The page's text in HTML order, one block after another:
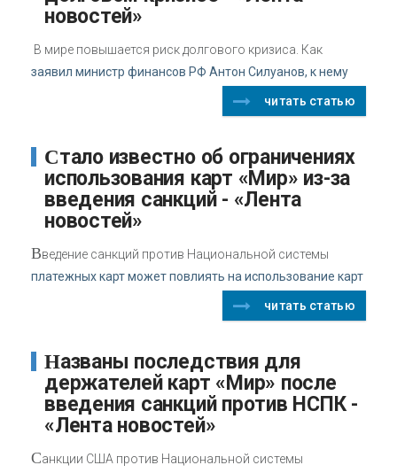
новостей»
В мире повышается риск долгового кризиса. Как
заявил министр финансов РФ Антон Силуанов, к нему
читать статью
Стало известно об ограничениях
использования карт «Мир» из-за
введения санкций - «Лента
новостей»
Введение санкций против Национальной системы
платежных карт может повлиять на использование карт
читать статью
Названы последствия для
держателей карт «Мир» после
введения санкций против НСПК -
«Лента новостей»
Санкции США против Национальной системы